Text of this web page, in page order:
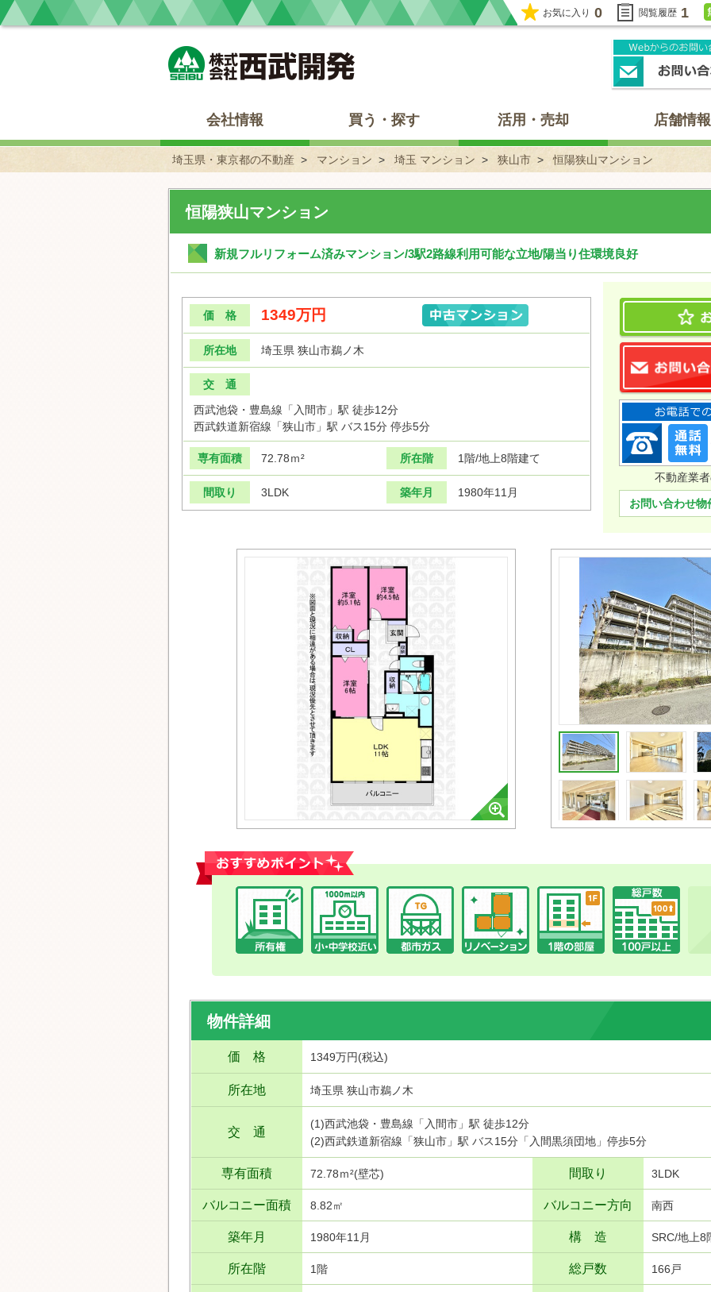
お気に入り 0 閲覧履歴 1
会社情報 買う・探す 活用・売却 店舗情報
埼玉県・東京都の不動産 マンション 埼玉 マンション 狭山市 恒陽狭山マンション
恒陽狭山マンション
新規フルリフォーム済みマンション/3駅2路線利用可能な立地/陽当り住環境良好
価 格 1349万円
所在地 埼玉県 狭山市鵜ノ木
交 通
西武池袋・豊島線「入間市」駅 徒歩12分
西武鉄道新宿線「狭山市」駅 バス15分 停歩5分
専有面積 72.78ｍ² 所在階 1階/地上8階建て
間取り 3LDK 築年月 1980年11月
不動産業
お問い合わせ物
おすすめポイント
物件詳細
価 格 1349万円(税込)
所在地 埼玉県 狭山市鵜ノ木
交 通
(1)西武池袋・豊島線「入間市」駅 徒歩12分
(2)西武鉄道新宿線「狭山市」駅 バス15分「入間黒須団地」停歩5分
専有面積 72.78ｍ²(壁芯) 間取り 3LDK
バルコニー面積 8.82㎡ バルコニー方向 南西
築年月 1980年11月 構 造 SRC/地上8
所在階 1階 総戸数 166戸